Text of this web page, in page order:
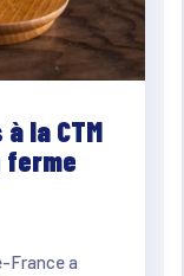
la CTM
ferme
France a